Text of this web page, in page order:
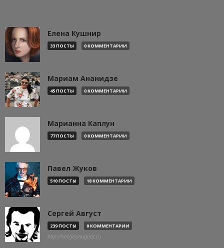
Елена Кушнир
33 ПОСТЫ 0 КОММЕНТАРИИ
Мариам Ананидзе
45 ПОСТЫ 0 КОММЕНТАРИИ
Марианна Каплун
77 ПОСТЫ 0 КОММЕНТАРИИ
Павел Жуков
510 ПОСТЫ 18 КОММЕНТАРИИ
Сергей Август
239 ПОСТЫ 0 КОММЕНТАРИИ
http://sergeyaugust.ru